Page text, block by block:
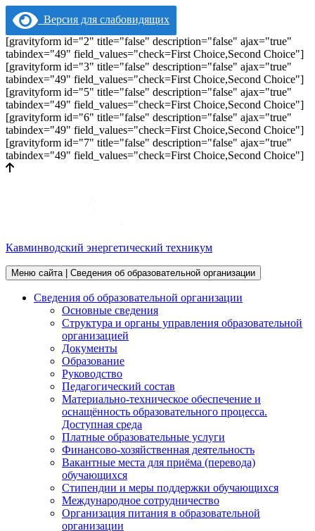
Версия для слабовидящих
[gravityform id="2" title="false" description="false" ajax="true"
tabindex="49" field_values="check=First Choice,Second Choice"]
[gravityform id="3" title="false" description="false" ajax="true"
tabindex="49" field_values="check=First Choice,Second Choice"]
[gravityform id="5" title="false" description="false" ajax="true"
tabindex="49" field_values="check=First Choice,Second Choice"]
[gravityform id="6" title="false" description="false" ajax="true"
tabindex="49" field_values="check=First Choice,Second Choice"]
[gravityform id="7" title="false" description="false" ajax="true"
tabindex="49" field_values="check=First Choice,Second Choice"]
Кавминводский энергетический техникум
Меню сайта | Сведения об образовательной организации
Сведения об образовательной организации
Основные сведения
Структура и органы управления образовательной
организацией
Документы
Образование
Руководство
Педагогический состав
Материально-техническое обеспечение и
оснащённость образовательного процесса.
Доступная среда
Платные образовательные услуги
Финансово-хозяйственная деятельность
Вакантные места для приёма (перевода)
обучающихся
Стипендии и меры поддержки обучающихся
Международное сотрудничество
Организация питания в образовательной
организации